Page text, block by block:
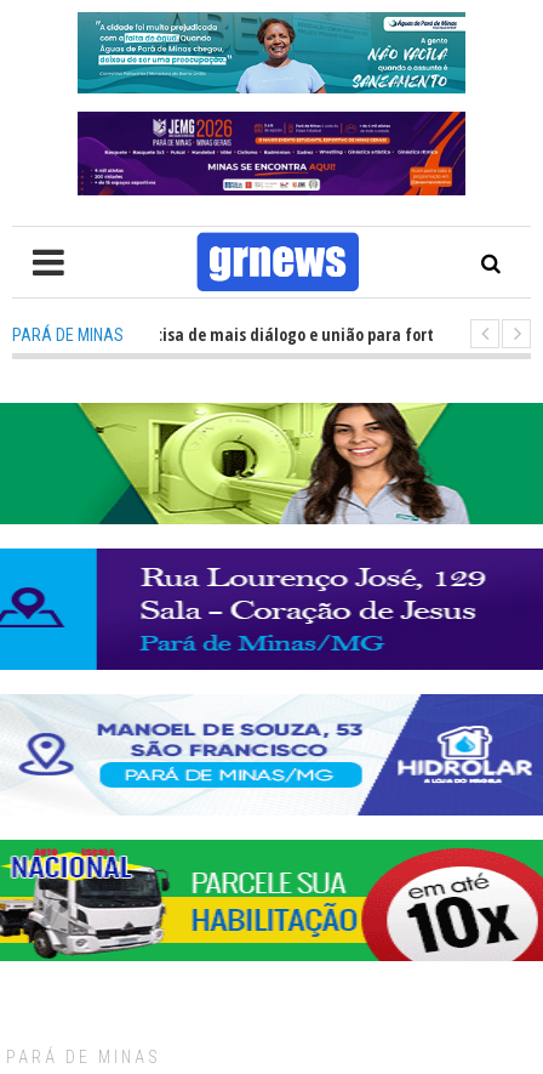
PARÁ DE MINAS
TV: Política precisa de mais diálogo e união para fortalecer Minas e
PARÁ DE MINAS